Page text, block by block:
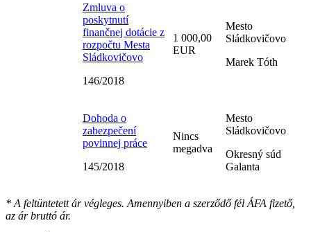
Zmluva o
poskytnutí
finančnej dotácie z
rozpočtu Mesta
Sládkovičovo
146/2018
1 000,00
EUR
Mesto
Sládkovičovo
Marek Tóth
Dohoda o
zabezpečení
povinnej práce
145/2018
Nincs
megadva
Mesto
Sládkovičovo
Okresný súd
Galanta
* A feltüntetett ár végleges. Amennyiben a szerződő fél ÁFA fizető,
az ár bruttó ár.